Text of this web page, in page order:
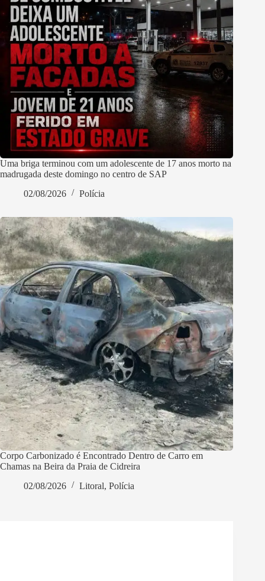
Uma briga terminou com um adolescente de 17 anos morto na
madrugada deste domingo no centro de SAP
02/08/2026
Polícia
Corpo Carbonizado é Encontrado Dentro de Carro em
Chamas na Beira da Praia de Cidreira
02/08/2026
Litoral, Polícia